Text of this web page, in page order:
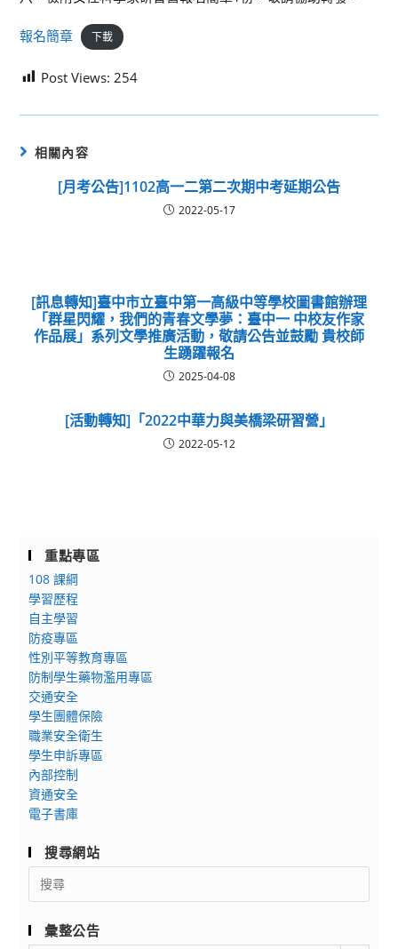
報名簡章 下載
Post Views: 254
相關內容
[月考公告]1102高一二第二次期中考延期公告
2022-05-17
[訊息轉知]臺中市立臺中第一高級中等學校圖書館辦理
「群星閃耀，我們的青春文學夢：臺中一 中校友作家
作品展」系列文學推廣活動，敬請公告並鼓勵 貴校師
生踴躍報名
2025-04-08
[活動轉知]「2022中華力與美橋梁研習營」
2022-05-12
重點專區
108 課綱
學習歷程
自主學習
防疫專區
性別平等教育專區
防制學生藥物濫用專區
交通安全
學生團體保險
職業安全衛生
學生申訴專區
內部控制
資通安全
電子書庫
搜尋網站
Search
for:
彙整公告